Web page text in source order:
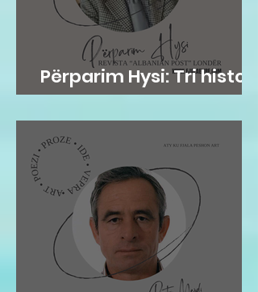
Përparim Hysi: Tri histori
me lopë